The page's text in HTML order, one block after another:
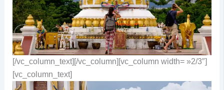
[/vc_column_text][/vc_column][vc_column width= »2/3″]
[vc_column_text]